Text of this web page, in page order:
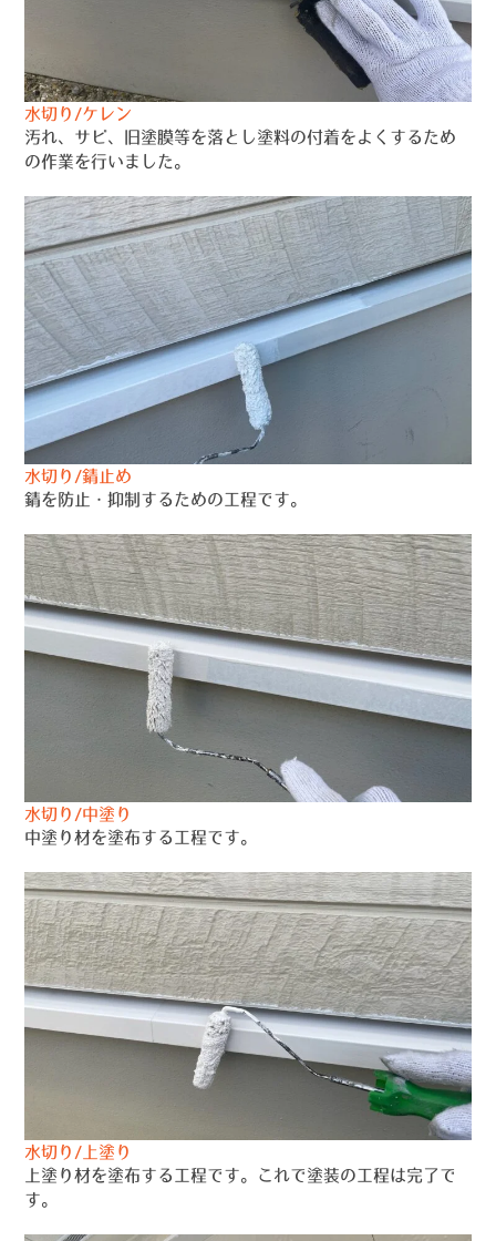
水切り/ケレン
汚れ、サビ、旧塗膜等を落とし塗料の付着をよくするため
の作業を行いました。
水切り/錆止め
錆を防止・抑制するための工程です。
水切り/中塗り
中塗り材を塗布する工程です。
水切り/上塗り
上塗り材を塗布する工程です。これで塗装の工程は完了で
す。